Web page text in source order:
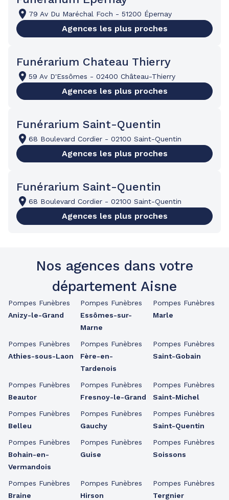
79 Av Du Maréchal Foch - 51200 Épernay
Agences les plus proches
Funérarium Chateau Thierry
59 Av D'Essômes - 02400 Château-Thierry
Agences les plus proches
Funérarium Saint-Quentin
68 Boulevard Cordier - 02100 Saint-Quentin
Agences les plus proches
Funérarium Saint-Quentin
68 Boulevard Cordier - 02100 Saint-Quentin
Agences les plus proches
Nos agences dans votre
département Aisne
Pompes Funèbres
Anizy-le-Grand
Pompes Funèbres
Athies-sous-Laon
Pompes Funèbres
Beautor
Pompes Funèbres
Belleu
Pompes Funèbres
Bohain-en-
Vermandois
Pompes Funèbres
Braine
Pompes Funèbres
Essômes-sur-
Marne
Pompes Funèbres
Fère-en-
Tardenois
Pompes Funèbres
Fresnoy-le-Grand
Pompes Funèbres
Gauchy
Pompes Funèbres
Guise
Pompes Funèbres
Hirson
Pompes Funèbres
Marle
Pompes Funèbres
Saint-Gobain
Pompes Funèbres
Saint-Michel
Pompes Funèbres
Saint-Quentin
Pompes Funèbres
Soissons
Pompes Funèbres
Tergnier